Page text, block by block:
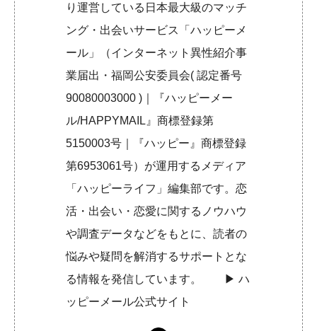
り運営している日本最大級のマッチ
ング・出会いサービス「ハッピーメ
ール」（インターネット異性紹介事
業届出・福岡公安委員会( 認定番号
90080003000 )｜『ハッピーメー
ル/HAPPYMAIL』商標登録第
5150003号｜『ハッピー』商標登録
第6953061号）が運用するメディア
「ハッピーライフ」編集部です。恋
活・出会い・恋愛に関するノウハウ
や調査データなどをもとに、読者の
悩みや疑問を解消するサポートとな
る情報を発信しています。 ▶︎ハ
ッピーメール公式サイト